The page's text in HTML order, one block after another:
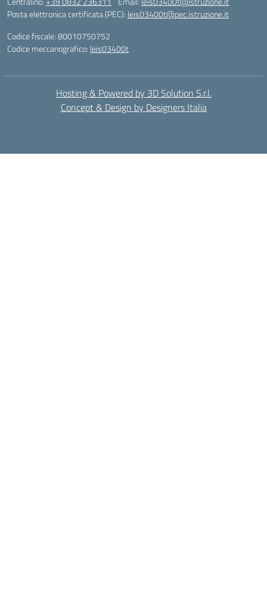
Posta elettronica certificata (PEC): leis03400t@pec.istruzione.it
Codice fiscale: 80010750752
Codice meccanografico: leis03400t
Hosting & Powered by 3D Solution S.r.l.
Concept & Design by Designers Italia